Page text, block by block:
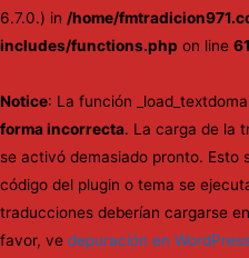
6.7.0.) in /home/
includes/functions.php on line
Notice: La función
forma incorrecta. La carga de la
se activó demasiado pronto. Esto
código del plugin o tema se
traducciones deberían cargarse
favor, ve depuración en